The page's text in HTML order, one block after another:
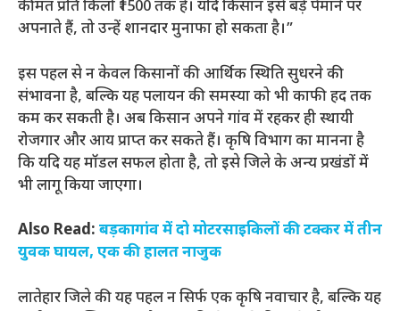
कीमत प्रति किलो ₹1500 तक है। यदि किसान इसे बड़े पैमाने पर
अपनाते हैं, तो उन्हें शानदार मुनाफा हो सकता है।”
इस पहल से न केवल किसानों की आर्थिक स्थिति सुधरने की
संभावना है, बल्कि यह पलायन की समस्या को भी काफी हद तक
कम कर सकती है। अब किसान अपने गांव में रहकर ही स्थायी
रोजगार और आय प्राप्त कर सकते हैं। कृषि विभाग का मानना है
कि यदि यह मॉडल सफल होता है, तो इसे जिले के अन्य प्रखंडों में
भी लागू किया जाएगा।
Also Read: बड़कागांव में दो मोटरसाइकिलों की टक्कर में तीन
युवक घायल, एक की हालत नाजुक
लातेहार जिले की यह पहल न सिर्फ एक कृषि नवाचार है, बल्कि यह